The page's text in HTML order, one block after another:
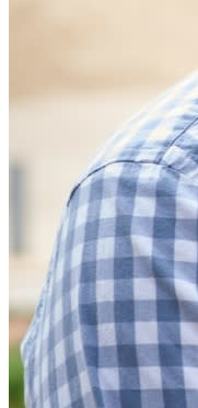
Security compliance
Open source
Bug bounty-
Open Source
Bitwarden Security
Trainingen
Helpcentrum
Cursussen
Communityforum
Enterprise-diensten